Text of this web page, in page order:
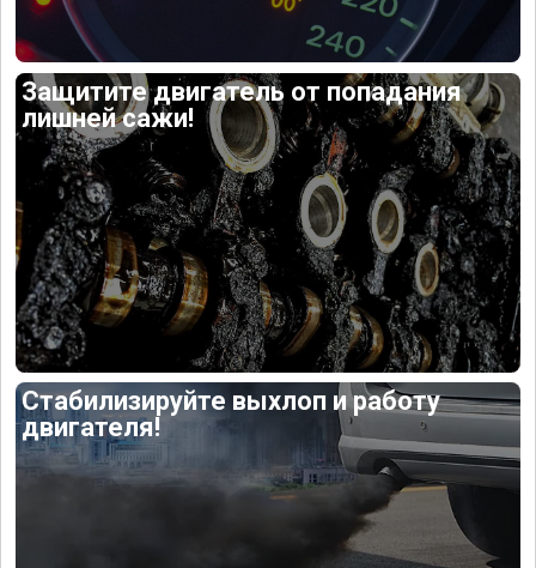
Защитите двигатель от попадания
лишней сажи!
Стабилизируйте выхлоп и работу
двигателя!